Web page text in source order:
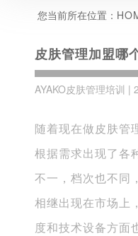
您当前所在位置：
皮肤管理加盟哪
AYAKO皮肤管理培训
随着现在做皮肤管
根据需求出现了各
不一，档次也不同
相继出现在市场上
度和技术设备方面